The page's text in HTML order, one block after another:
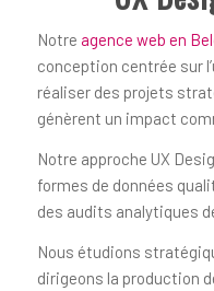
Notre agence web en
conception centrée sur
réaliser des projets
génèrent un impact
Notre approche UX
formes de données
des audits analytiques
Nous étudions
dirigeons la production